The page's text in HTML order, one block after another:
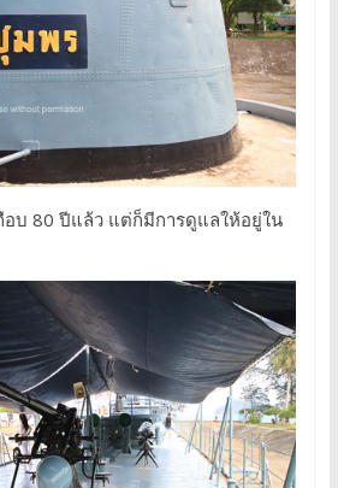
อบ 80 ปีแล้ว แต่ก็มีการดูแลให้อยู่ใน